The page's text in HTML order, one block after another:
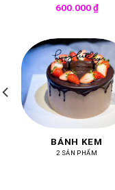
600.000₫
BÁNH KEM
2 SẢN PHẨM